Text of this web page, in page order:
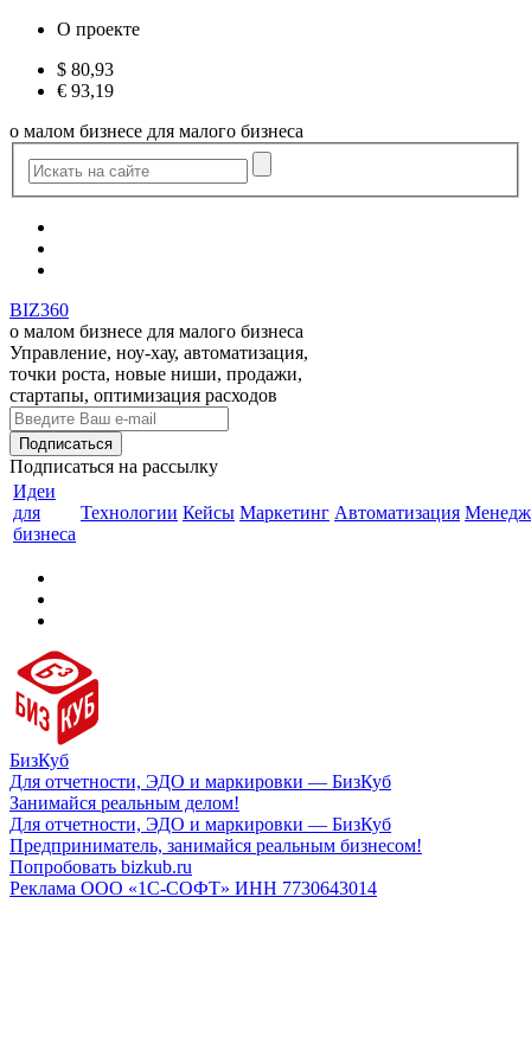
О проекте
$ 80,93
€ 93,19
о малом бизнесе для малого бизнеса
BIZ360
о малом бизнесе для малого бизнеса
Управление, ноу-хау, автоматизация,
точки роста, новые ниши, продажи,
стартапы, оптимизация расходов
Подписаться на рассылку
Идеи
для
бизнеса
Технологии Кейсы Маркетинг Автоматизация
БизКуб
Для отчетности, ЭДО и маркировки — БизКуб
Занимайся реальным делом!
Для отчетности, ЭДО и маркировки — БизКуб
Предприниматель, занимайся реальным бизнесом!
Попробовать bizkub.ru
Реклама ООО «1С-СОФТ» ИНН 7730643014